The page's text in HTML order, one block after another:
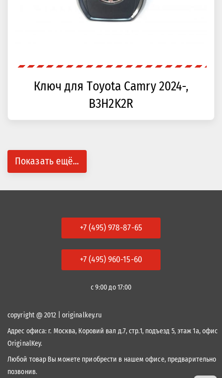
Ключ для Toyota Camry 2024-,
B3H2K2R
Показать ещё...
+7 (495) 978-87-65
+7 (495) 960-15-60
с 9:00 до 17:00
copyright @ 2012 | originalkey.ru
Адрес офиса: г. Москва, Коровий вал д.7, стр.1, подъезд 5, этаж 1а, офис
OriginalKey.
Любой товар Вы можете приобрести в нашем офисе, предварительно
позвонив.